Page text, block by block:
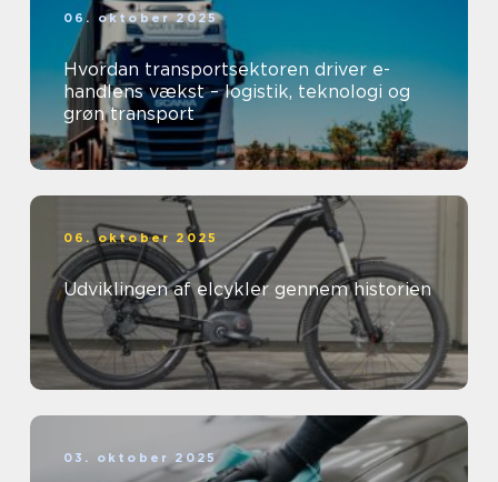
06. oktober 2025
Hvordan transportsektoren driver e-
handlens vækst – logistik, teknologi og
grøn transport
06. oktober 2025
Udviklingen af elcykler gennem historien
03. oktober 2025